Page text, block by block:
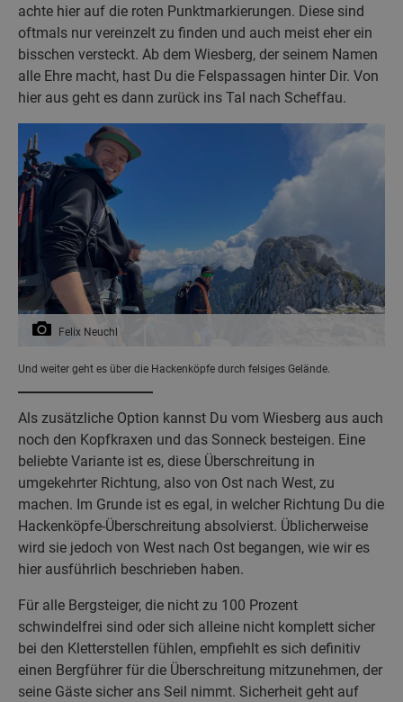
achte hier auf die roten Punktmarkierungen. Diese sind
oftmals nur vereinzelt zu finden und auch meist eher ein
bisschen versteckt. Ab dem Wiesberg, der seinem Namen
alle Ehre macht, hast Du die Felspassagen hinter Dir. Von
hier aus geht es dann zurück ins Tal nach Scheffau.
Felix Neuchl
Und weiter geht es über die Hackenköpfe durch felsiges Gelände.
Als zusätzliche Option kannst Du vom Wiesberg aus auch
noch den Kopfkraxen und das Sonneck besteigen. Eine
beliebte Variante ist es, diese Überschreitung in
umgekehrter Richtung, also von Ost nach West, zu
machen. Im Grunde ist es egal, in welcher Richtung Du die
Hackenköpfe-Überschreitung absolvierst. Üblicherweise
wird sie jedoch von West nach Ost begangen, wie wir es
hier ausführlich beschrieben haben.
Für alle Bergsteiger, die nicht zu 100 Prozent
schwindelfrei sind oder sich alleine nicht komplett sicher
bei den Kletterstellen fühlen, empfiehlt es sich definitiv
einen Bergführer für die Überschreitung mitzunehmen, der
seine Gäste sicher ans Seil nimmt. Sicherheit geht auf